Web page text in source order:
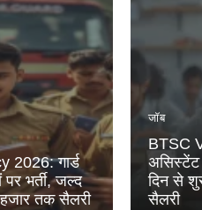
2026: गार्ड
भर्ती, जल्द
तक सैलरी
जॉब
BTSC
असिस्टेंट
दिन से
सैलरी